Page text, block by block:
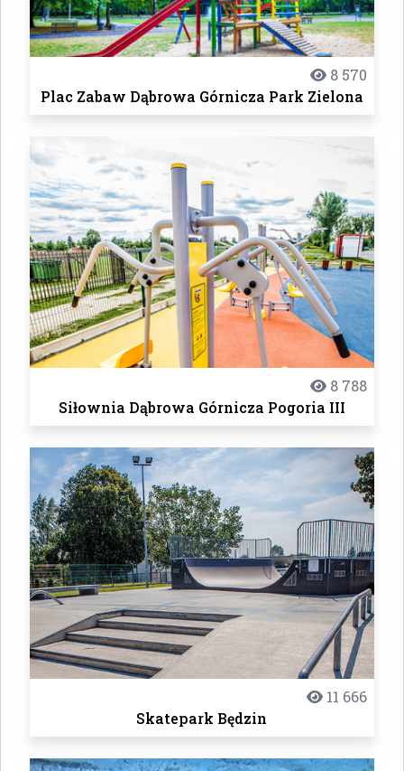
8 570
Plac Zabaw Dąbrowa Górnicza Park Zielona
8 788
Siłownia Dąbrowa Górnicza Pogoria III
11 666
Skatepark Będzin